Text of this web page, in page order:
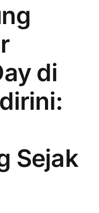
di
Sejak